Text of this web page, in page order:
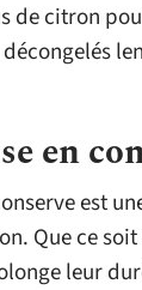
de citron
en
est
Que ce
leur